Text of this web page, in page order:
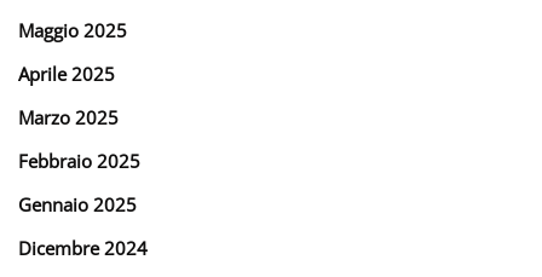
Maggio 2025
Aprile 2025
Marzo 2025
Febbraio 2025
Gennaio 2025
Dicembre 2024